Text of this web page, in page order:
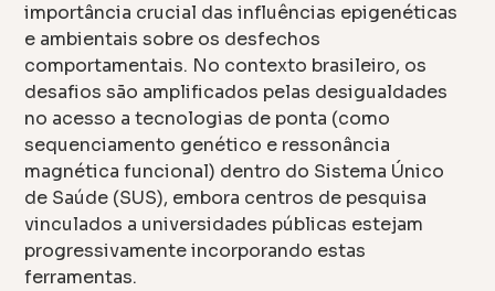
importância crucial das influências epigenéticas
e ambientais sobre os desfechos
comportamentais. No contexto brasileiro, os
desafios são amplificados pelas desigualdades
no acesso a tecnologias de ponta (como
sequenciamento genético e ressonância
magnética funcional) dentro do Sistema Único
de Saúde (SUS), embora centros de pesquisa
vinculados a universidades públicas estejam
progressivamente incorporando estas
ferramentas.